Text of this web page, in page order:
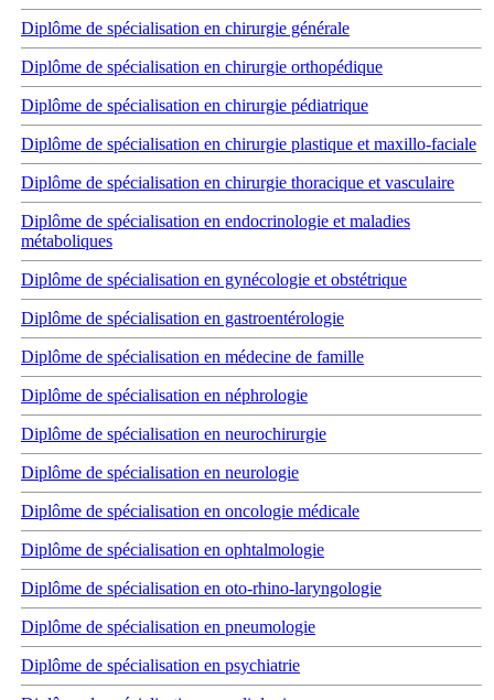
Diplôme de spécialisation en chirurgie générale
Diplôme de spécialisation en chirurgie orthopédique
Diplôme de spécialisation en chirurgie pédiatrique
Diplôme de spécialisation en chirurgie plastique et maxillo-faciale
Diplôme de spécialisation en chirurgie thoracique et vasculaire
Diplôme de spécialisation en endocrinologie et maladies
métaboliques
Diplôme de spécialisation en gynécologie et obstétrique
Diplôme de spécialisation en gastroentérologie
Diplôme de spécialisation en médecine de famille
Diplôme de spécialisation en néphrologie
Diplôme de spécialisation en neurochirurgie
Diplôme de spécialisation en neurologie
Diplôme de spécialisation en oncologie médicale
Diplôme de spécialisation en ophtalmologie
Diplôme de spécialisation en oto-rhino-laryngologie
Diplôme de spécialisation en pneumologie
Diplôme de spécialisation en psychiatrie